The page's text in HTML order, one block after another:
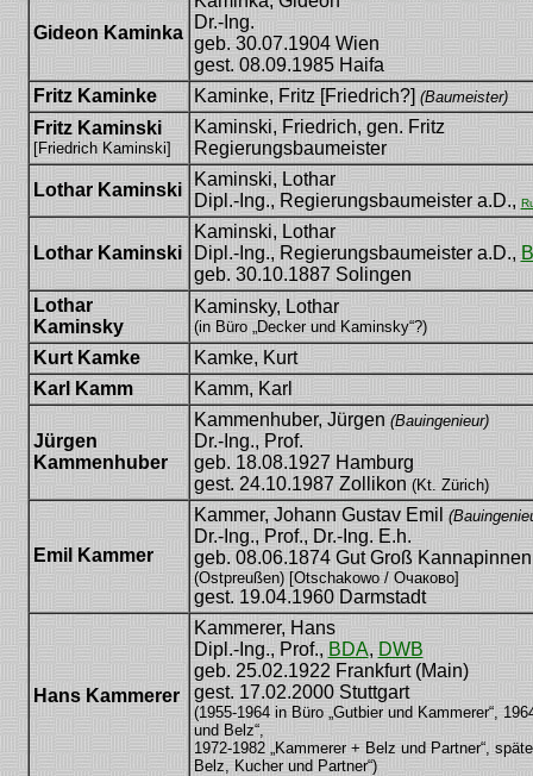
Gideon Kaminka
Dr.-Ing.
geb. 30.07.1904 Wien
gest. 08.09.1985 Haifa
Fritz Kaminke
Kaminke, Fritz [Friedrich?] (Baumeister)
Fritz Kaminski
[Friedrich Kaminski]
Kaminski, Friedrich, gen. Fritz
Regierungsbaumeister
Lothar Kaminski
Kaminski, Lothar
Dipl.-Ing., Regierungsbaumeister a.D.,
Lothar Kaminski
Kaminski, Lothar
Dipl.-Ing., Regierungsbaumeister a.D.,
geb. 30.10.1887 Solingen
Lothar
Kaminsky
Kaminsky, Lothar
(in Büro „Decker und Kaminsky“?)
Kurt Kamke
Kamke, Kurt
Karl Kamm
Kamm, Karl
Jürgen
Kammenhuber
Kammenhuber, Jürgen (Bauingenieur)
Dr.-Ing., Prof.
geb. 18.08.1927 Hamburg
gest. 24.10.1987 Zollikon (Kt. Zürich)
Emil Kammer
Kammer, Johann Gustav Emil
Dr.-Ing., Prof., Dr.-Ing. E.h.
geb. 08.06.1874 Gut Groß
(Ostpreußen) [Otschakowo / Очаково]
gest. 19.04.1960 Darmstadt
Hans Kammerer
Kammerer, Hans
Dipl.-Ing., Prof., BDA, DWB
geb. 25.02.1922 Frankfurt (Main)
gest. 17.02.2000 Stuttgart
(1955-1964 in Büro „Gutbier und Kammerer“,
und Belz“,
1972-1982 „Kammerer + Belz und Partner“,
Belz, Kucher und Partner“)